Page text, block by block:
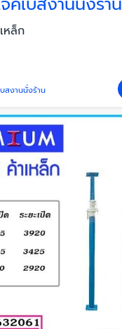
หล็ก
สงานนั่งร้าน